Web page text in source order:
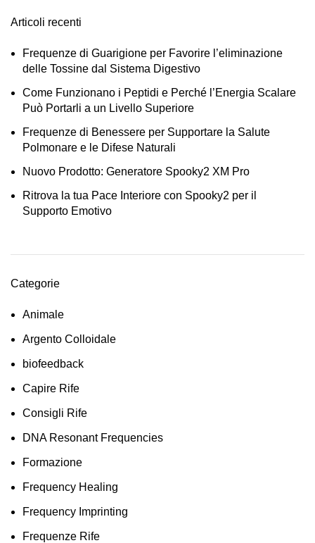
Articoli recenti
Frequenze di Guarigione per Favorire l’eliminazione
delle Tossine dal Sistema Digestivo
Come Funzionano i Peptidi e Perché l’Energia Scalare
Può Portarli a un Livello Superiore
Frequenze di Benessere per Supportare la Salute
Polmonare e le Difese Naturali
Nuovo Prodotto: Generatore Spooky2 XM Pro
Ritrova la tua Pace Interiore con Spooky2 per il
Supporto Emotivo
Categorie
Animale
Argento Colloidale
biofeedback
Capire Rife
Consigli Rife
DNA Resonant Frequencies
Formazione
Frequency Healing
Frequency Imprinting
Frequenze Rife